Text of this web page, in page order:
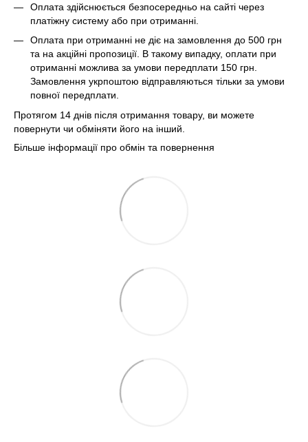
Оплата здійснюється безпосередньо на сайті через
платіжну систему або при отриманні.
Оплата при отриманні не діє на замовлення до 500 грн
та на акційні пропозиції. В такому випадку, оплати при
отриманні можлива за умови передплати 150 грн.
Замовлення укрпоштою відправляються тільки за умови
повної передплати.
Протягом 14 днів після отримання товару, ви можете
повернути чи обміняти його на інший.
Більше інформації про обмін та повернення